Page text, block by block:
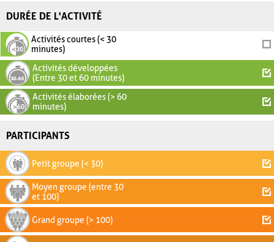
DURÉE DE L'ACTIVITÉ
Activités courtes (< 30
minutes)
Activités développées
(Entre 30 et 60 minutes)
Activités élaborées (> 60
minutes)
PARTICIPANTS
Petit groupe (< 30)
Moyen groupe (entre 30
et 100)
Grand groupe (> 100)